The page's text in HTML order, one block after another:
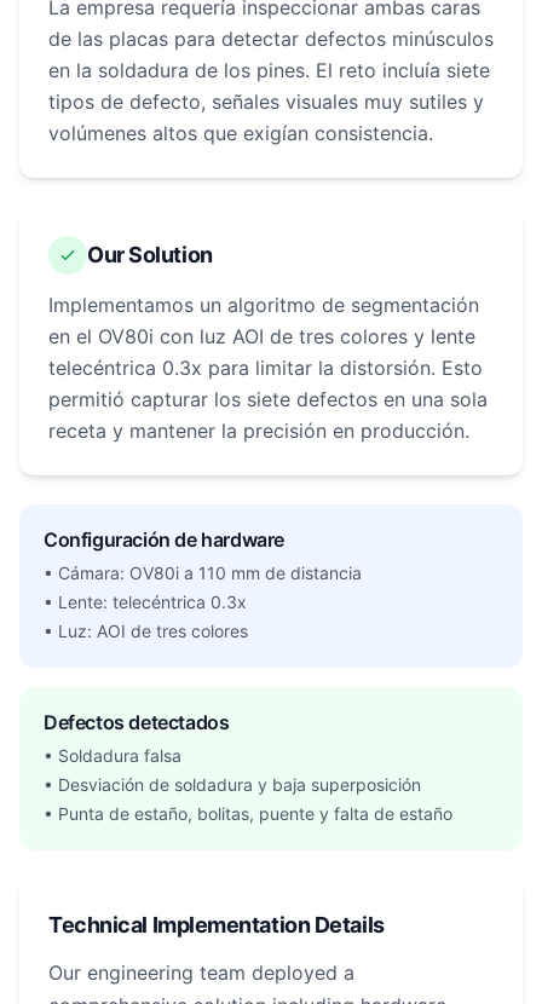
La empresa requería inspeccionar ambas caras
de las placas para detectar defectos minúsculos
en la soldadura de los pines. El reto incluía siete
tipos de defecto, señales visuales muy sutiles y
volúmenes altos que exigían consistencia.
Our Solution
Implementamos un algoritmo de segmentación
en el OV80i con luz AOI de tres colores y lente
telecéntrica 0.3x para limitar la distorsión. Esto
permitió capturar los siete defectos en una sola
receta y mantener la precisión en producción.
Configuración de hardware
• Cámara: OV80i a 110 mm de distancia
• Lente: telecéntrica 0.3x
• Luz: AOI de tres colores
Defectos detectados
• Soldadura falsa
• Desviación de soldadura y baja superposición
• Punta de estaño, bolitas, puente y falta de estaño
Technical Implementation Details
Our engineering team deployed a